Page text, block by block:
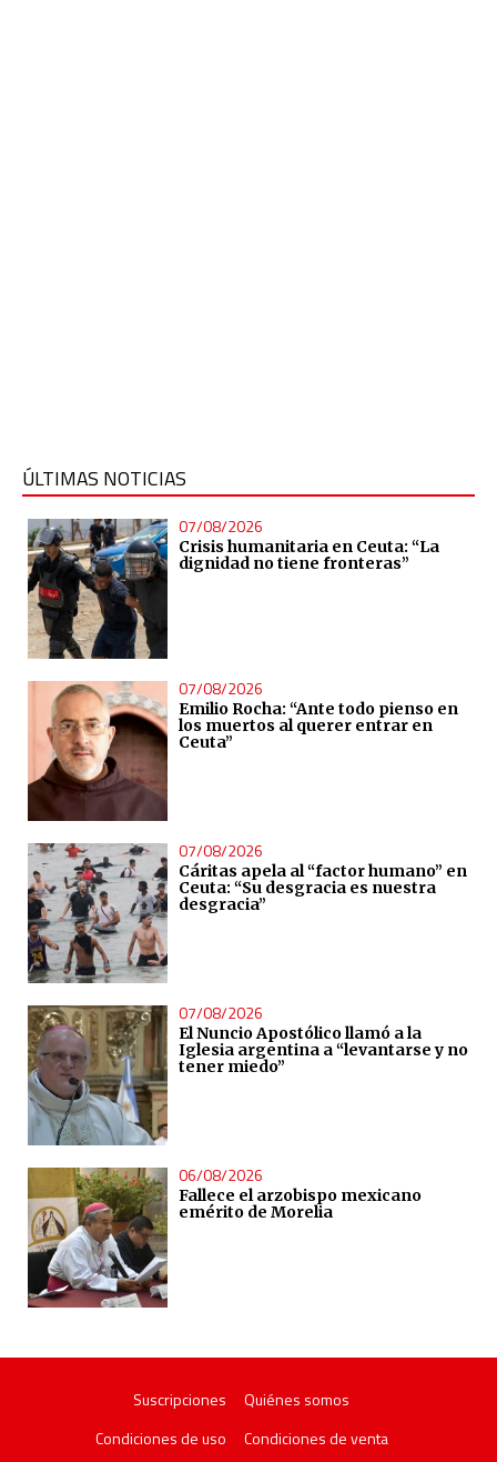
ÚLTIMAS NOTICIAS
07/08/2026
Crisis humanitaria en Ceuta: “La
dignidad no tiene fronteras”
07/08/2026
Emilio Rocha: “Ante todo pienso en
los muertos al querer entrar en
Ceuta”
07/08/2026
Cáritas apela al “factor humano” en
Ceuta: “Su desgracia es nuestra
desgracia”
07/08/2026
El Nuncio Apostólico llamó a la
Iglesia argentina a “levantarse y no
tener miedo”
06/08/2026
Fallece el arzobispo mexicano
emérito de Morelia
Suscripciones
Quiénes somos
Condiciones de uso
Condiciones de venta